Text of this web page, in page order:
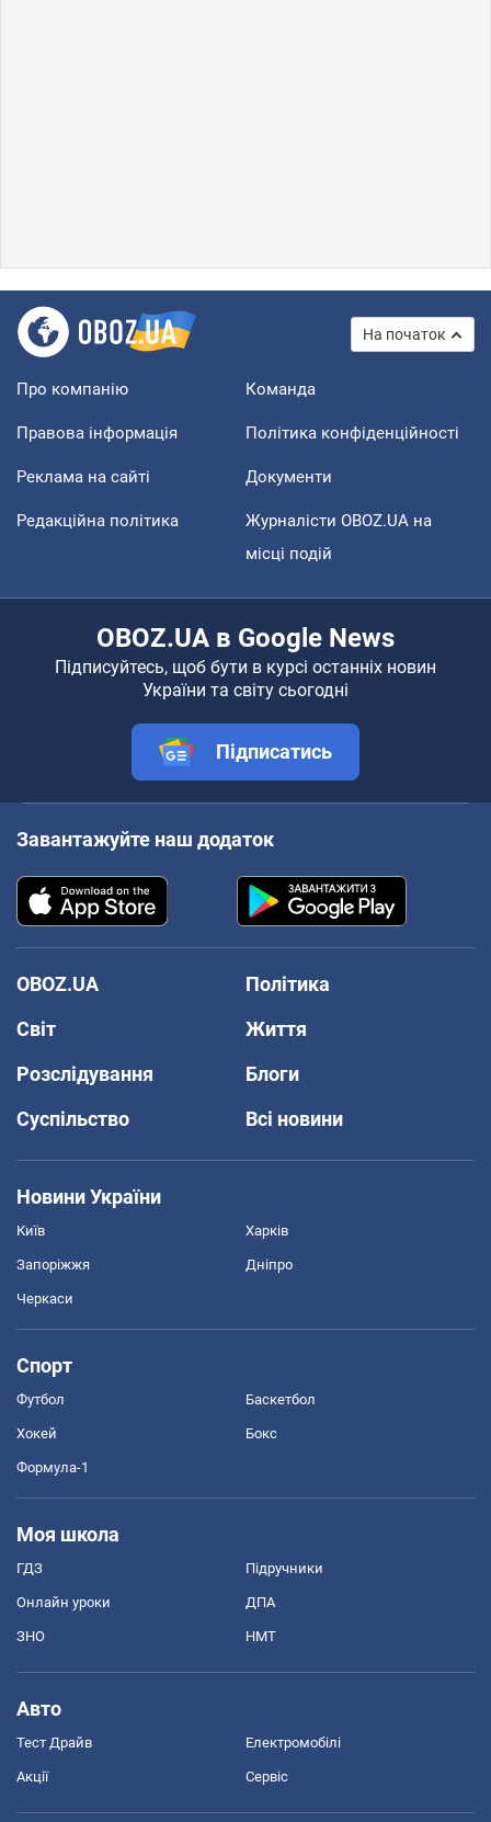
На початок
Про компанію Команда
Правова інформація Політика конфіденційності
Реклама на сайті Документи
Редакційна політика
Журналісти OBOZ.UA на
місці подій
OBOZ.UA в Google News
Підписуйтесь, щоб бути в курсі останніх новин
України та світу сьогодні
Підписатись
Завантажуйте наш додаток
OBOZ.UA
Політика
Світ
Життя
Розслідування
Блоги
Суспільство
Всі новини
Новини України
Київ Харків
Запоріжжя Дніпро
Черкаси
Спорт
Футбол Баскетбол
Хокей Бокс
Формула-1
Моя школа
ГДЗ Підручники
Онлайн уроки ДПА
ЗНО НМТ
Авто
Тест Драйв Електромобілі
Акції Сервіс